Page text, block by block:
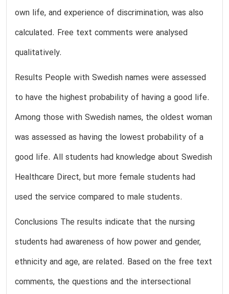
own life, and experience of discrimination, was also
calculated. Free text comments were analysed
qualitatively.
Results People with Swedish names were assessed
to have the highest probability of having a good life.
Among those with Swedish names, the oldest woman
was assessed as having the lowest probability of a
good life. All students had knowledge about Swedish
Healthcare Direct, but more female students had
used the service compared to male students.
Conclusions The results indicate that the nursing
students had awareness of how power and gender,
ethnicity and age, are related. Based on the free text
comments, the questions and the intersectional